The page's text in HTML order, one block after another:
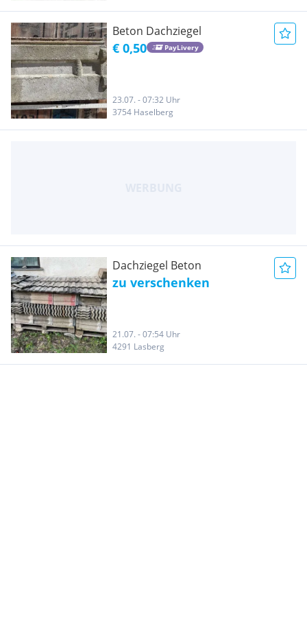
Beton Dachziegel
€ 0,50 PayLivery
23.07. - 07:32 Uhr
3754 Haselberg
Dachziegel Beton
zu verschenken
21.07. - 07:54 Uhr
4291 Lasberg